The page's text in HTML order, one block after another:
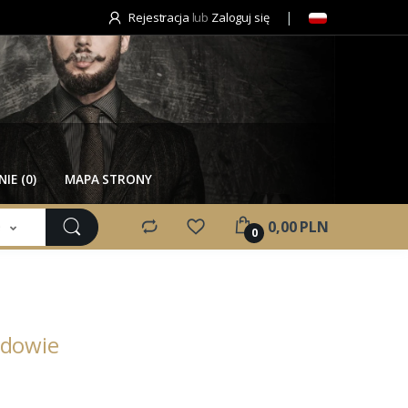
Rejestracja lub Zaloguj się
(0) MAPA STRONY
0 0,00 PLN